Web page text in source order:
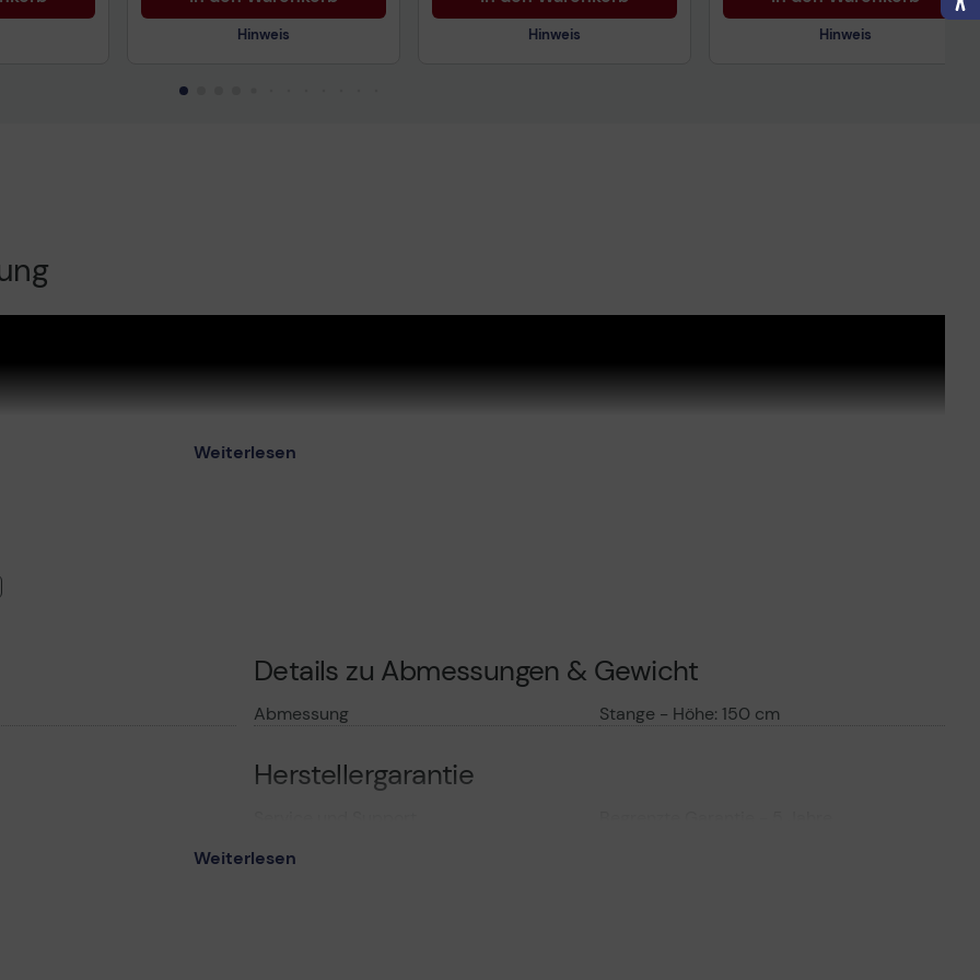
Hinweis Hinweis Hinweis
Weiterlesen
Details zu Abmessungen & Gewicht
Abmessung Stange - Höhe: 150 cm
Herstellergarantie
Weiterlesen